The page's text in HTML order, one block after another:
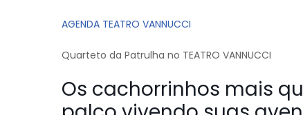
AGENDA TEATRO VANNUCCI
Quarteto da Patrulha no TEATRO VANNUCCI
Os cachorrinhos mais